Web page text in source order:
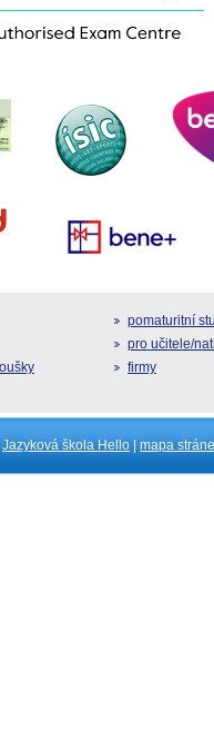
pomaturitní
pro učitele/
firmy
Jazyková škola Hello mapa